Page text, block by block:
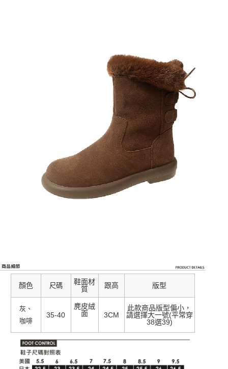
顏色 尺碼
鞋面材
質
跟高 版型
灰、
咖啡
35-40
麂皮絨
面
3CM
此款商品版型偏小，
請選擇大一號(平常穿
38選39)